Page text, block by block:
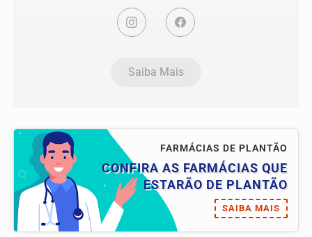
Saiba Mais
FARMÁCIAS DE PLANTÃO
CONFIRA AS FARMÁCIAS QUE
ESTARÃO DE PLANTÃO
SAIBA MAIS